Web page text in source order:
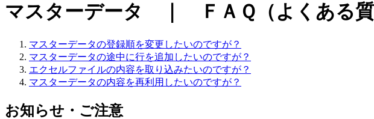
マスターデータ ｜ ＦＡＱ（よくある
マスターデータの登録順を変更したいのですが？
マスターデータの途中に行を追加したいのですが？
エクセルファイルの内容を取り込みたいのですが？
マスターデータの内容を再利用したいのですが？
お知らせ・ご注意